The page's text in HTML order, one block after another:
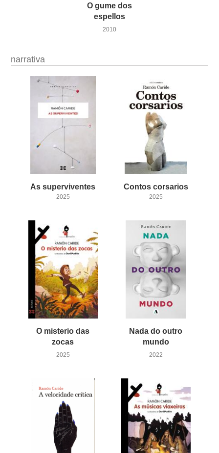
O gume dos
espellos
2010
narrativa
As superviventes
2025
Contos corsarios
2025
O misterio das
zocas
2025
Nada do outro
mundo
2022